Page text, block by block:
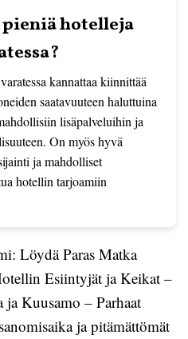
hotelleja
kannattaa kiinnittää
saatavuuteen haluttuina
lisäpalveluihin ja
On myös hyvä
ja mahdolliset
hotellin tarjoamiin
Löydä Paras Matka
Esiintyjät ja Keikat –
ja Kuusamo – Parhaat
ja pitämättömät